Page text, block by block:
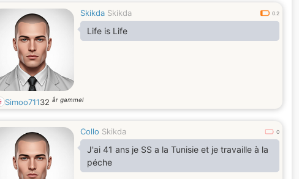
Skikda Skikda 0.2
Life is Life
Simoo71132 år gammel
Collo Skikda 0
J'ai 41 ans je SS a la Tunisie et je travaille à la
péche